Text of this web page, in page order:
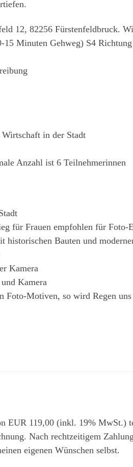
12, 82256 Fürstenfeldbruck.
Minuten Gehweg) S4
in der Stadt
Anzahl ist 6 Teilnehmerinnen
für Frauen empfohlen für Foto-
Bauten und
Kamera
Kamera
Motiven, so wird Regen
EUR 119,00 (inkl. 19% MwSt.)
Nach rechtzeitigem
eigenen Wünschen selbst.